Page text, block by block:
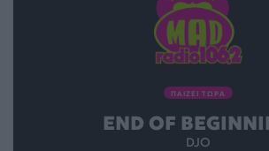
ΠΑΙΖΕΙ ΤΩΡΑ
END OF
DJO